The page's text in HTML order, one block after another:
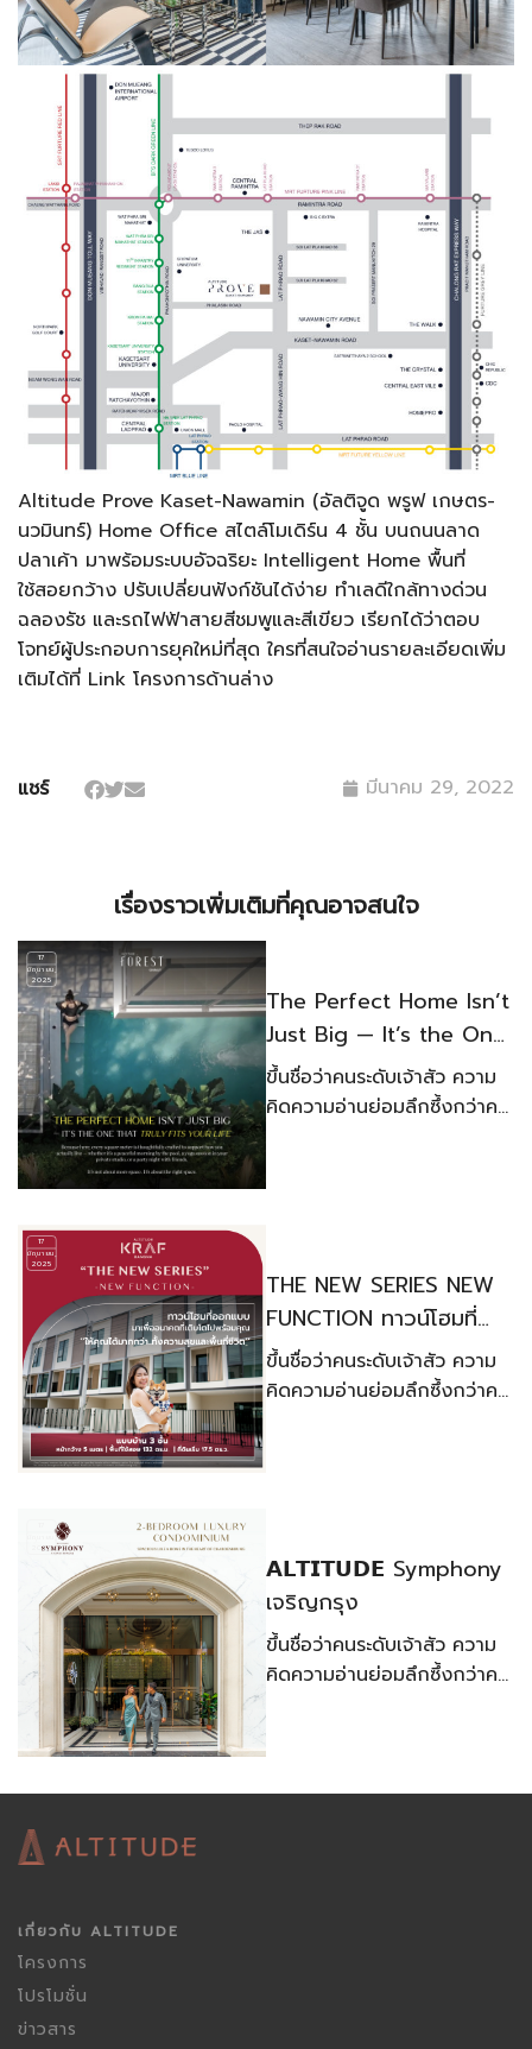
Altitude Prove Kaset-Nawamin (อัลติจูด พรูฟ เกษตร-
นวมินทร์) Home Office สไตล์โมเดิร์น 4 ชั้น บนถนนลาด
ปลาเค้า มาพร้อมระบบอัจฉริยะ Intelligent Home พื้นที่
ใช้สอยกว้าง ปรับเปลี่ยนฟังก์ชันได้ง่าย ทำเลดีใกล้ทางด่วน
ฉลองรัช และรถไฟฟ้าสายสีชมพูและสีเขียว เรียกได้ว่าตอบ
โจทย์ผู้ประกอบการยุคใหม่ที่สุด ใครที่สนใจอ่านรายละเอียดเพิ่ม
เติมได้ที่ Link โครงการด้านล่าง
มีนาคม 29, 2022
แชร์
เรื่องราวเพิ่มเติมที่คุณอาจสนใจ
The Perfect Home Isn’t
Just Big — It’s the One
That Truly Fits Your
Life.
17
มิถุนายน,
2025
ขึ้นชื่อว่าคนระดับเจ้าสัว ความ
คิดความอ่านย่อมลึกซึ้งกว่าคน
THE NEW SERIES NEW
FUNCTION ทาวน์โฮมที่
ออกแบบมาเพื่ออนาคตที่
เติบโตไปพร้อมคุณ
17
มิถุนายน,
2025
ขึ้นชื่อว่าคนระดับเจ้าสัว ความ
คิดความอ่านย่อมลึกซึ้งกว่าคน
𝗔𝗟𝗧𝗜𝗧𝗨𝗗𝗘 Symphony
เจริญกรุง​
มิถุนายน,
2025
ขึ้นชื่อว่าคนระดับเจ้าสัว ความ
คิดความอ่านย่อมลึกซึ้งกว่าคน
เกี่ยวกับ ALTITUDE
โครงการ
โปรโมชั่น
ข่าวสาร